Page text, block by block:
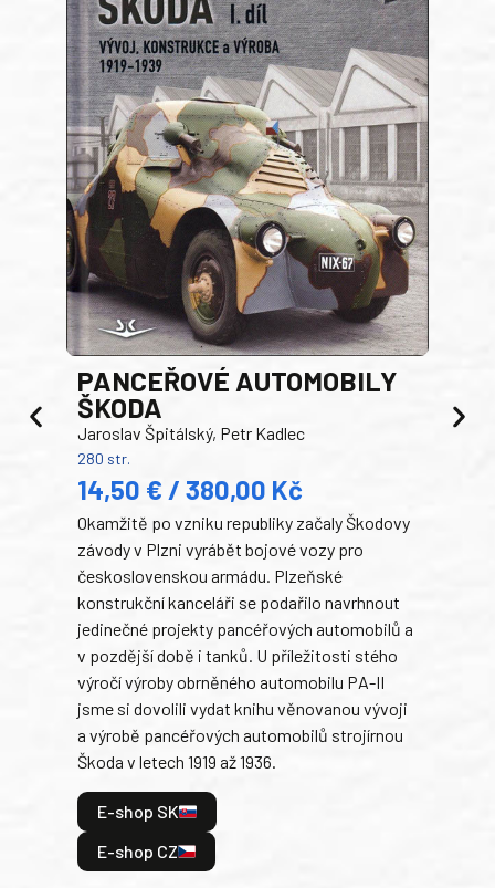
PANCEŘOVÉ AUTOMOBILY
ŠKODA
Jaroslav Špitálský, Petr Kadlec
280 str.
14,50 € / 380,00 Kč
Okamžitě po vzniku republiky začaly Škodovy
závody v Plzni vyrábět bojové vozy pro
československou armádu. Plzeňské
konstrukční kanceláři se podařilo navrhnout
jedinečné projekty pancéřových automobilů a
v pozdější době i tanků. U příležitosti stého
výročí výroby obrněného automobilu PA-II
jsme si dovolili vydat knihu věnovanou vývoji
a výrobě pancéřových automobilů strojírnou
Škoda v letech 1919 až 1936.
E-shop SK
E-shop CZ